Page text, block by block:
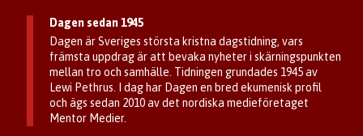
Dagen sedan 1945
Dagen är Sveriges största kristna dagstidning, vars
främsta uppdrag är att bevaka nyheter i skärningspunkten
mellan tro och samhälle. Tidningen grundades 1945 av
Lewi Pethrus. I dag har Dagen en bred ekumenisk profil
och ägs sedan 2010 av det nordiska medieföretaget
Mentor Medier.